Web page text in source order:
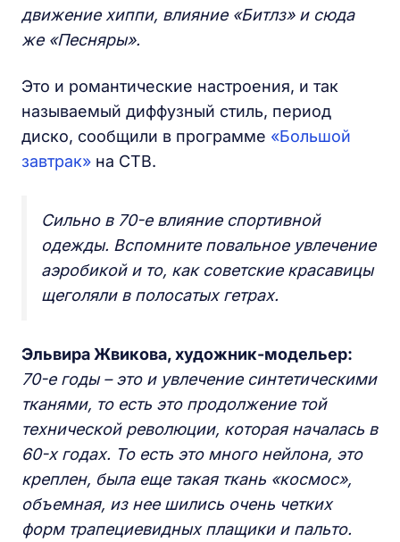
движение хиппи, влияние «Битлз» и сюда
же «Песняры».
Это и романтические настроения, и так
называемый диффузный стиль, период
диско, сообщили в программе «Большой
завтрак» на СТВ.
Сильно в 70-е влияние спортивной
одежды. Вспомните повальное увлечение
аэробикой и то, как советские красавицы
щеголяли в полосатых гетрах.
Эльвира Жвикова, художник-модельер:
70-е годы – это и увлечение синтетическими
тканями, то есть это продолжение той
технической революции, которая началась в
60-х годах. То есть это много нейлона, это
креплен, была еще такая ткань «космос»,
объемная, из нее шились очень четких
форм трапециевидных плащики и пальто.